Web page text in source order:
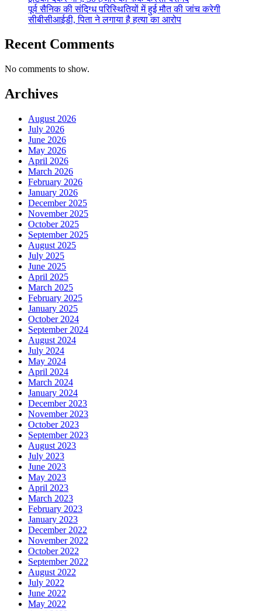
पूर्व सैनिक की संदिग्ध परिस्थितियों में हुई मौत की जांच करेगी
सीबीसीआईडी, पिता ने लगाया है हत्या का आरोप
Recent Comments
No comments to show.
Archives
August 2026
July 2026
June 2026
May 2026
April 2026
March 2026
February 2026
January 2026
December 2025
November 2025
October 2025
September 2025
August 2025
July 2025
June 2025
April 2025
March 2025
February 2025
January 2025
October 2024
September 2024
August 2024
July 2024
May 2024
April 2024
March 2024
January 2024
December 2023
November 2023
October 2023
September 2023
August 2023
July 2023
June 2023
May 2023
April 2023
March 2023
February 2023
January 2023
December 2022
November 2022
October 2022
September 2022
August 2022
July 2022
June 2022
May 2022